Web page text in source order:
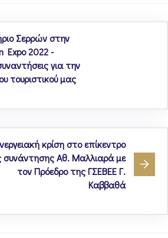
Σερρών στην
Expo 2022 -
για την
τουριστικού μας
κρίση στο επίκεντρο
συνάντησης Αθ. Μαλλιαρά με
τον Πρόεδρο της ΓΣΕΒΕΕ Γ.
Καββαθά